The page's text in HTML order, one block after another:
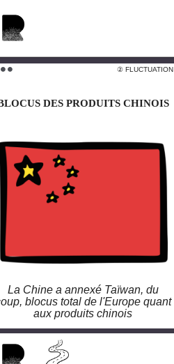
⚫️ ② FLUCTUATION
DES PRODUITS CHINOIS
La Chine a annexé Taïwan, du
blocus total de l'Europe quant
aux produits chinois
⚫️ ⚫️ ⚫️
DES PRODUITS CHINOIS
larobustesse.org/?
BlocusChine